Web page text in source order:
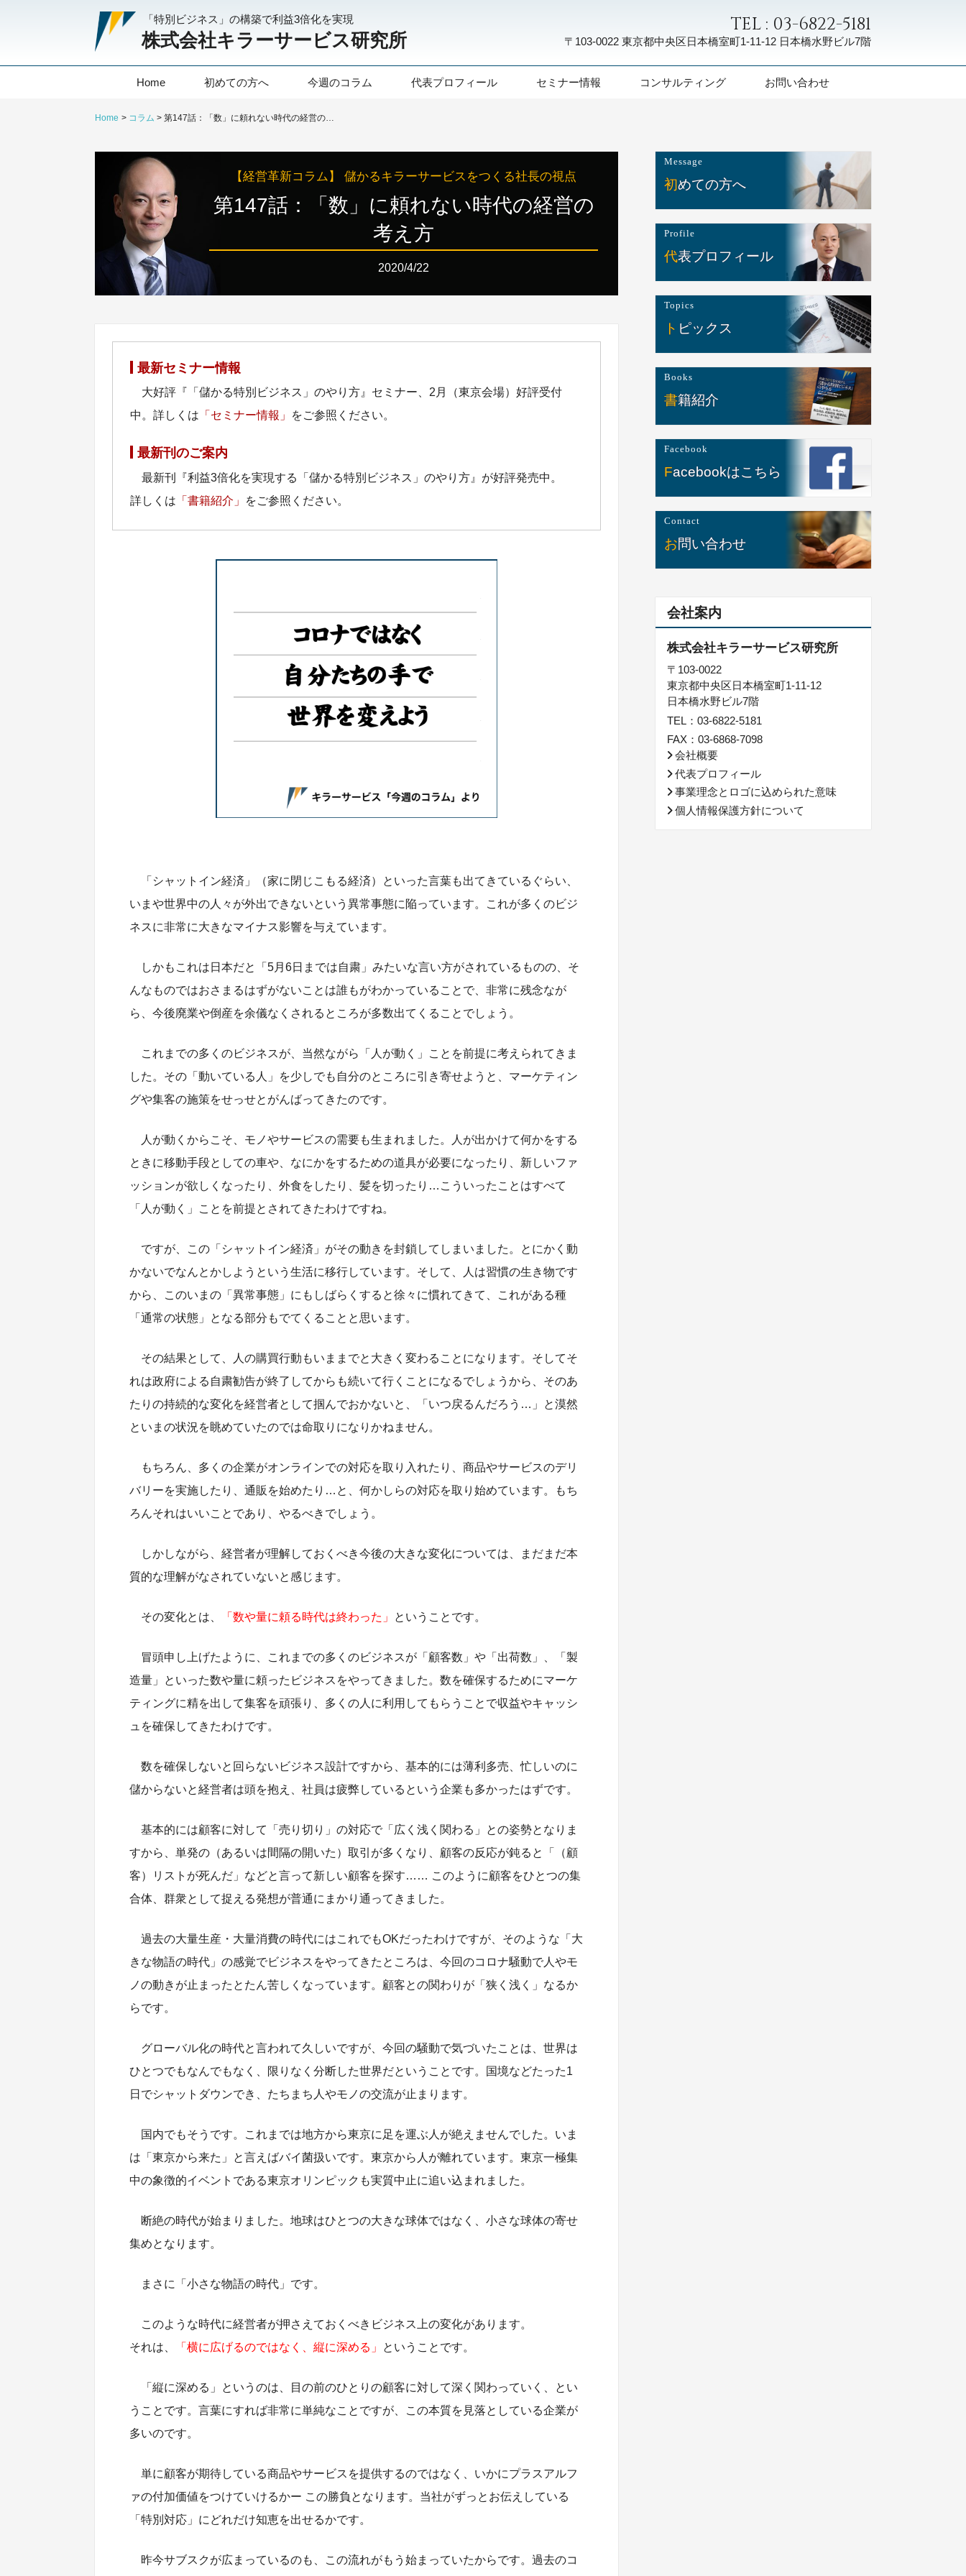
「特別ビジネス」の構築で利益3倍化を実現
株式会社キラーサービス研究所
TEL : 03-6822-5181
〒103-0022 東京都中央区日本橋室町1-11-12 日本橋水野ビル7階
Home 初めての方へ 今週のコラム 代表プロフィール セミナー情報 コンサルティング お問い合わせ
Home コラム
【経営革新コラム】 儲かるキラーサービスをつくる社長の視点
第147話：「数」に頼れない時代の経営の
考え方
2020/4/22
最新セミナー情報
大好評『「儲かる特別ビジネス」のやり方』セミナー、2月（東京会場）好評受付
中。詳しくは 「セミナー情報」 をご参照ください。
最新刊のご案内
最新刊『利益3倍化を実現する「儲かる特別ビジネス」のやり方』が好評発売中。
詳しくは 「書籍紹介」 をご参照ください。
「シャットイン経済」（家に閉じこもる経済）といった言葉も出てきているぐらい、
いまや世界中の人々が外出できないという異常事態に陥っています。これが多くのビジ
ネスに非常に大きなマイナス影響を与えています。
しかもこれは日本だと「5月6日までは自粛」みたいな言い方がされているものの、そ
んなものではおさまるはずがないことは誰もがわかっていることで、非常に残念なが
ら、今後廃業や倒産を余儀なくされるところが多数出てくることでしょう。
これまでの多くのビジネスが、当然ながら「人が動く」ことを前提に考えられてきま
した。その「動いている人」を少しでも自分のところに引き寄せようと、マーケティン
グや集客の施策をせっせとがんばってきたのです。
人が動くからこそ、モノやサービスの需要も生まれました。人が出かけて何かをする
ときに移動手段としての車や、なにかをするための道具が必要になったり、新しいファ
ッションが欲しくなったり、外食をしたり、髪を切ったり…こういったことはすべて
「人が動く」ことを前提とされてきたわけですね。
ですが、この「シャットイン経済」がその動きを封鎖してしまいました。とにかく動
かないでなんとかしようという生活に移行しています。そして、人は習慣の生き物です
から、このいまの「異常事態」にもしばらくすると徐々に慣れてきて、これがある種
「通常の状態」となる部分もでてくることと思います。
その結果として、人の購買行動もいままでと大きく変わることになります。そしてそ
れは政府による自粛勧告が終了してからも続いて行くことになるでしょうから、そのあ
たりの持続的な変化を経営者として掴んでおかないと、「いつ戻るんだろう…」と漠然
といまの状況を眺めていたのでは命取りになりかねません。
もちろん、多くの企業がオンラインでの対応を取り入れたり、商品やサービスのデリ
バリーを実施したり、通販を始めたり…と、何かしらの対応を取り始めています。もち
ろんそれはいいことであり、やるべきでしょう。
しかしながら、経営者が理解しておくべき今後の大きな変化については、まだまだ本
質的な理解がなされていないと感じます。
その変化とは、 「数や量に頼る時代は終わった」 ということです。
冒頭申し上げたように、これまでの多くのビジネスが「顧客数」や「出荷数」、「製
造量」といった数や量に頼ったビジネスをやってきました。数を確保するためにマーケ
ティングに精を出して集客を頑張り、多くの人に利用してもらうことで収益やキャッシ
ュを確保してきたわけです。
数を確保しないと回らないビジネス設計ですから、基本的には薄利多売、忙しいのに
儲からないと経営者は頭を抱え、社員は疲弊しているという企業も多かったはずです。
基本的には顧客に対して「売り切り」の対応で「広く浅く関わる」との姿勢となりま
すから、単発の（あるいは間隔の開いた）取引が多くなり、顧客の反応が鈍ると「（顧
客）リストが死んだ」などと言って新しい顧客を探す…… このように顧客をひとつの集
合体、群衆として捉える発想が普通にまかり通ってきました。
過去の大量生産・大量消費の時代にはこれでもOKだったわけですが、そのような「大
きな物語の時代」の感覚でビジネスをやってきたところは、今回のコロナ騒動で人やモ
ノの動きが止まったとたん苦しくなっています。顧客との関わりが「狭く浅く」なるか
らです。
グローバル化の時代と言われて久しいですが、今回の騒動で気づいたことは、世界は
ひとつでもなんでもなく、限りなく分断した世界だということです。国境などたった1
日でシャットダウンでき、たちまち人やモノの交流が止まります。
国内でもそうです。これまでは地方から東京に足を運ぶ人が絶えませんでした。いま
は「東京から来た」と言えばバイ菌扱いです。東京から人が離れています。東京一極集
中の象徴的イベントである東京オリンピックも実質中止に追い込まれました。
断絶の時代が始まりました。地球はひとつの大きな球体ではなく、小さな球体の寄せ
集めとなります。
まさに「小さな物語の時代」です。
このような時代に経営者が押さえておくべきビジネス上の変化があります。
それは、
「横に広げるのではなく、縦に深める」 ということです。
「縦に深める」というのは、目の前のひとりの顧客に対して深く関わっていく、とい
うことです。言葉にすれば非常に単純なことですが、この本質を見落としている企業が
多いのです。
単に顧客が期待している商品やサービスを提供するのではなく、いかにプラスアルフ
ァの付加価値をつけていけるかー この勝負となります。当社がずっとお伝えしている
「特別対応」にどれだけ知恵を出せるかです。
昨今サブスクが広まっているのも、この流れがもう始まっていたからです。過去のコ
Message
初めての方へ
Profile
代表プロフィール
Topics
トピックス
Books
書籍紹介
Facebook
Facebookはこちら
Contact
お問い合わせ
会社案内
株式会社キラーサービス研究所
〒103-0022
東京都中央区日本橋室町1-11-12
日本橋水野ビル7階
TEL：03-6822-5181
FAX：03-6868-7098
会社概要
代表プロフィール
事業理念とロゴに込められた意味
個人情報保護方針について